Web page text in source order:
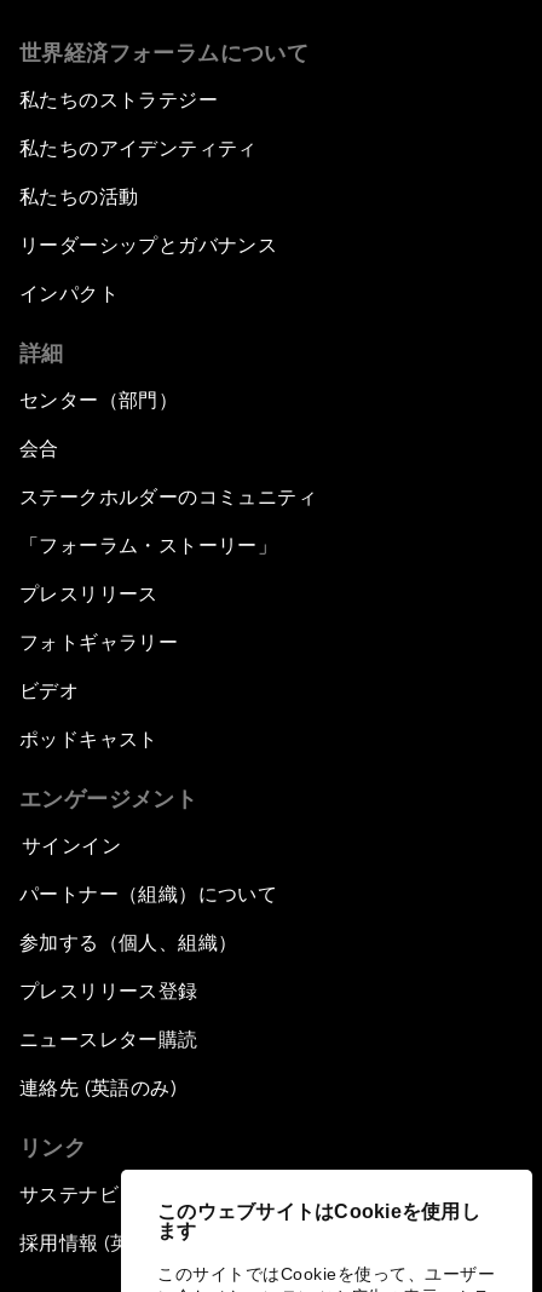
このウェブサイトはCookieを使用し
ます
このサイトではCookieを使って、ユーザー
世界経済フォーラムについて
私たちのストラテジー
私たちのアイデンティティ
私たちの活動
リーダーシップとガバナンス
インパクト
詳細
センター（部門）
会合
ステークホルダーのコミュニティ
「フォーラム・ストーリー」
プレスリリース
フォトギャラリー
ビデオ
ポッドキャスト
エンゲージメント
サインイン
パートナー（組織）について
参加する（個人、組織）
プレスリリース登録
ニュースレター購読
連絡先 (英語のみ)
リンク
サステナビリティへの取り組み
採用情報 (英語のみ)